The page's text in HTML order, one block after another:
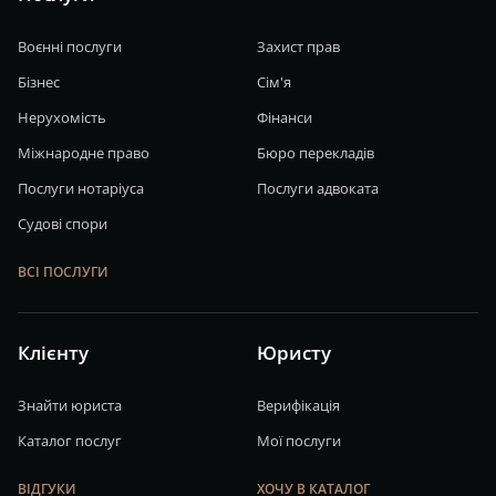
Воєнні послуги
Захист прав
Бізнес
Сім'я
Нерухомість
Фінанси
Міжнародне право
Бюро перекладів
Послуги нотаріуса
Послуги адвоката
Судові спори
ВСІ ПОСЛУГИ
Клієнту
Знайти юриста
Каталог послуг
ВІДГУКИ
Юристу
Верифікація
Мої послуги
ХОЧУ В КАТАЛОГ